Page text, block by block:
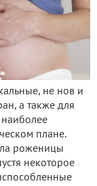
не нов и
а также для
плане.
роженицы
некоторое